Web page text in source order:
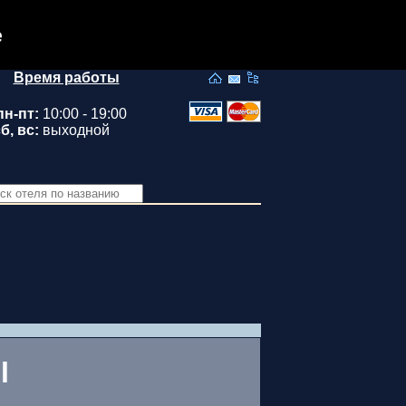
Время работы
пт:
вс:
10:00 - 19:00
выходной